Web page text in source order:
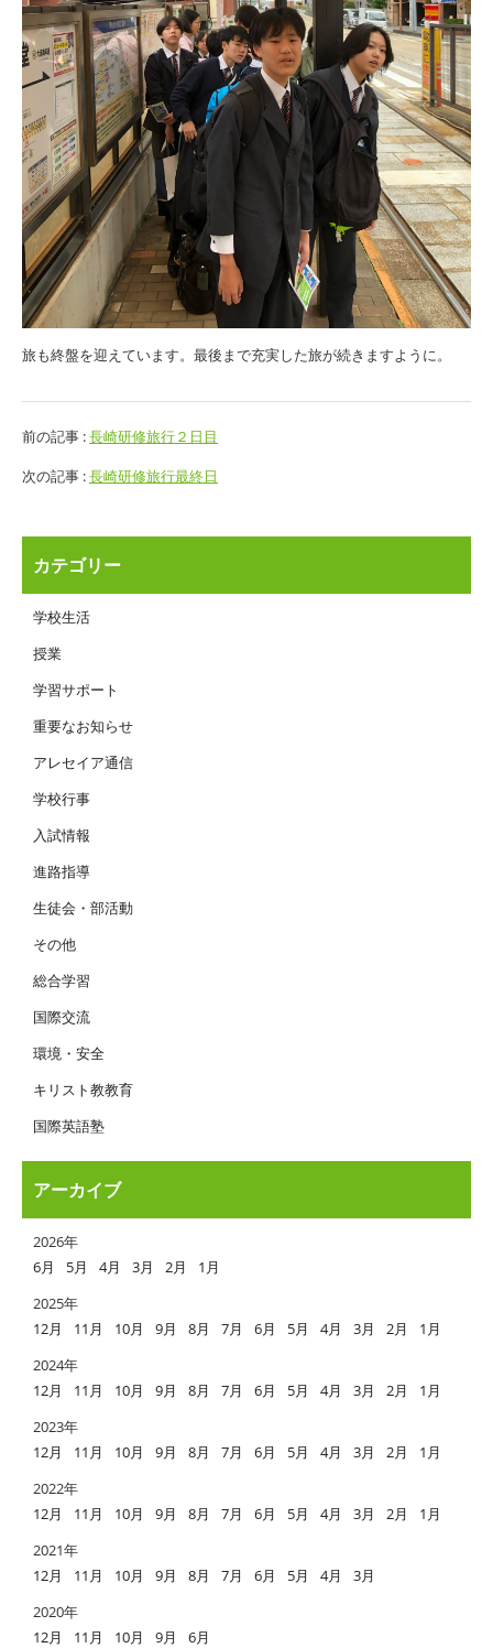
旅も終盤を迎えています。最後まで充実した旅が続きますように。
前の記事 :長崎研修旅行２日目
次の記事 :長崎研修旅行最終日
カテゴリー
学校生活
授業
学習サポート
重要なお知らせ
アレセイア通信
学校行事
入試情報
進路指導
生徒会・部活動
その他
総合学習
国際交流
環境・安全
キリスト教教育
国際英語塾
アーカイブ
2026年
6月
5月 4月 3月 2月
1月
2025年
12月
11月 10月 9月 8月 7月 6月 5月 4月 3月 2月
1月
2024年
12月
11月 10月 9月 8月 7月 6月 5月 4月 3月 2月
1月
2023年
12月
11月 10月 9月 8月 7月 6月 5月 4月 3月 2月
1月
2022年
12月
11月 10月 9月 8月 7月 6月 5月 4月 3月 2月
1月
2021年
12月
11月 10月 9月 8月 7月 6月 5月 4月
3月
2020年
12月
11月 10月 9月 6月